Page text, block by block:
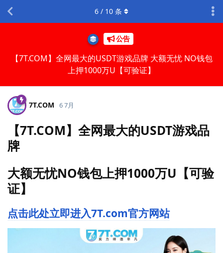
公告
【7T.COM】全网最大的USDT游戏品牌 大额无忧 NO钱包
上押1000万U【可验证】
6 / 10 条
7T.​COM 6 7月
【7T.COM】全网最大的USDT游戏品
牌
大额无忧NO钱包上押1000万U【可验
证】
点击此处立即进入7T.com官方网站